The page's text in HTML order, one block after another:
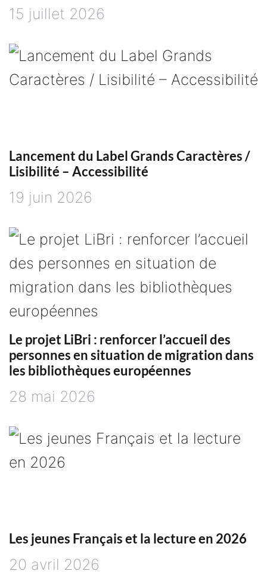
a
r
t
c
l
e
15 juillet 2026
Lancement du Label Grands Caractères /
Lisibilité – Accessibilité
19 juin 2026
Le projet LiBri : renforcer l’accueil des
personnes en situation de migration dans
les bibliothèques européennes
28 mai 2026
Les jeunes Français et la lecture en 2026
20 avril 2026